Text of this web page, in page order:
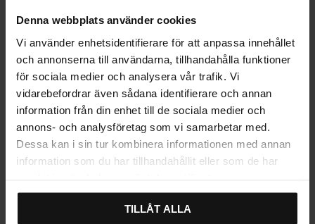
Denna webbplats använder cookies
Vi använder enhetsidentifierare för att anpassa innehållet
och annonserna till användarna, tillhandahålla funktioner
för sociala medier och analysera vår trafik. Vi
vidarebefordrar även sådana identifierare och annan
information från din enhet till de sociala medier och
annons- och analysföretag som vi samarbetar med.
Dessa kan i sin tur kombinera informationen med annan
information som du har tillhandahållit eller som de har
TILLÅT ALLA
MERE INFORMATION
ANMELDELSER
Relaterede produkter